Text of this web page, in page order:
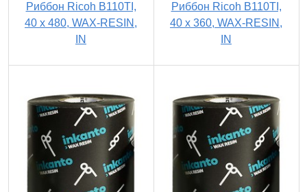
Риббон Ricoh B110TI,
40 х 480, WAX-RESIN,
IN
Риббон Ricoh B110TI,
40 х 360, WAX-RESIN,
IN